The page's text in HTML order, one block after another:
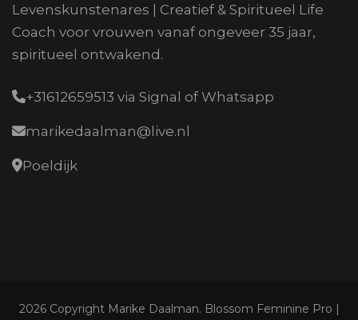
Levenskunstenares | Creatief & Spiritueel Life
Coach voor vrouwen vanaf ongeveer 35 jaar,
spiritueel ontwakend.
+31612659513 via Signal of Whatsapp
marikedaalman@live.nl
Poeldijk
2026 Copyright Marike Daalman. Blossom Feminine Pro |